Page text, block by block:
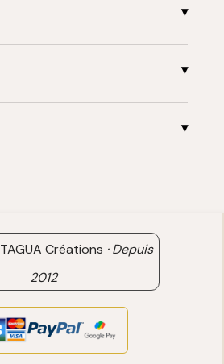
La tagua
Mon compte
TAGUA Créations ·Depuis
2012